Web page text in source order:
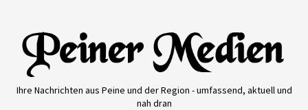
Ihre Nachrichten aus Peine und der Region - umfassend, aktuell und
nah dran